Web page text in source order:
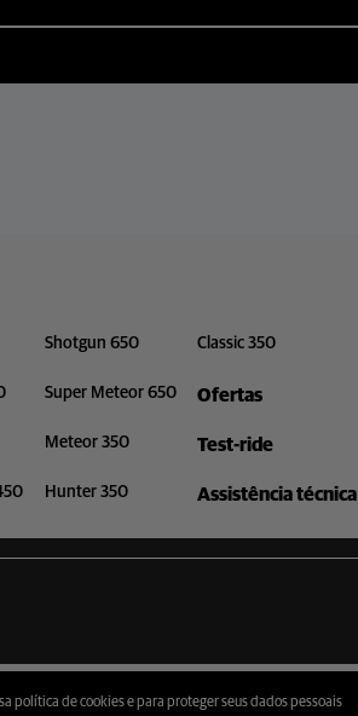
Shotgun 650
Super Meteor 650
Meteor 350
Hunter 350
Classic 350
Ofertas
Test-ride
Assistência técnica
política de cookies e para proteger seus dados pessoais